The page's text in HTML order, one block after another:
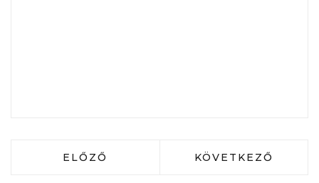
ELŐZŐ CIKK: MOLNÁR ORSOLYA: A
ELŐZŐ KÖVETKEZŐ CIKK:
KÖVETKEZŐ